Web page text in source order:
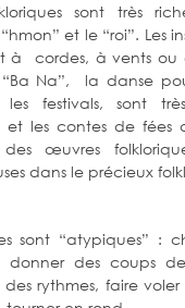
sont très
et le “roi”. Les
à cordes, à vents ou
Na”, la danse
festivals, sont
et les contes de
œuvres
dans le précieux
sont “atypiques” :
donner des coups
des rythmes, faire